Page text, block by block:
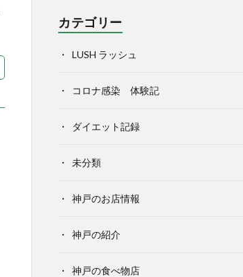
カテゴリー
LUSH ラッシュ
コロナ感染 体験記
ダイエット記録
未分類
神戸のお店情報
神戸の紹介
神戸の食べ物店